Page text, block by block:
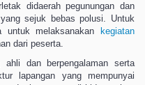
didaerah pegunungan dan
sejuk bebas polusi. Untuk
untuk melaksanakan
kegiatan
dari peserta.
dan berpengalaman serta
lapangan yang mempunyai